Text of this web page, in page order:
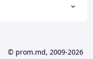
© prom.md, 2009-2026